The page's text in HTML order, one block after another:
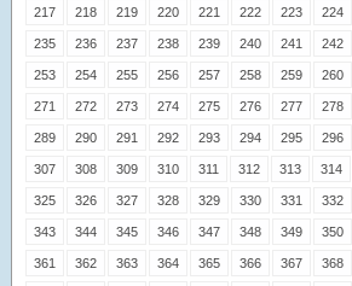
217 218 219 220 221 222 223 224
235 236 237 238 239 240 241 242
253 254 255 256 257 258 259 260
271 272 273 274 275 276 277 278
289 290 291 292 293 294 295 296
307 308 309 310 311 312 313 314
325 326 327 328 329 330 331 332
343 344 345 346 347 348 349 350
361 362 363 364 365 366 367 368